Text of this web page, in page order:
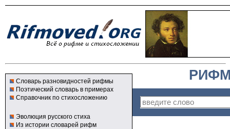
Словарь разновидностей рифмы
Поэтический словарь в примерах
Справочник по стихосложению
Эволюция русского стиха
Из истории словарей рифм